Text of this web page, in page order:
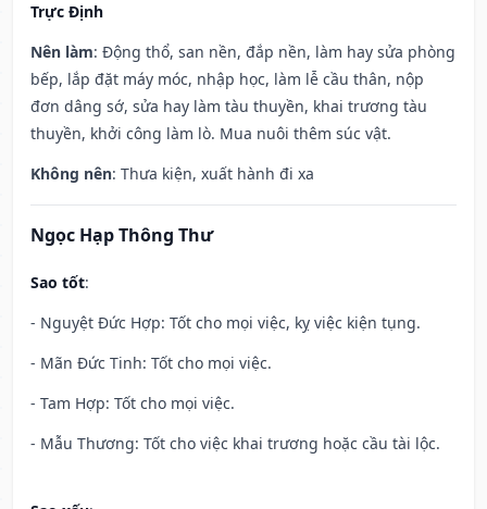
Trực Định
Nên làm: Động thổ, san nền, đắp nền, làm hay sửa phòng
bếp, lắp đặt máy móc, nhập học, làm lễ cầu thân, nộp
đơn dâng sớ, sửa hay làm tàu thuyền, khai trương tàu
thuyền, khởi công làm lò. Mua nuôi thêm súc vật.
Không nên: Thưa kiện, xuất hành đi xa
Ngọc Hạp Thông Thư
Sao tốt:
- Nguyệt Đức Hợp: Tốt cho mọi việc, kỵ việc kiện tụng.
- Mãn Đức Tinh: Tốt cho mọi việc.
- Tam Hợp: Tốt cho mọi việc.
- Mẫu Thương: Tốt cho việc khai trương hoặc cầu tài lộc.